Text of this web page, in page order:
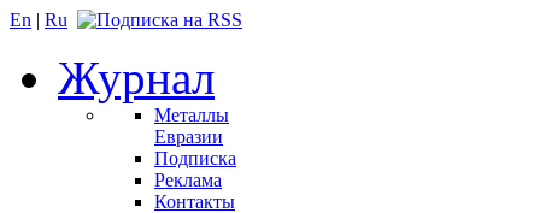
En | Ru
Журнал
Металлы
Евразии
Подписка
Реклама
Контакты